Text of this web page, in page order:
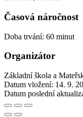
Časová náročnost
Doba trvání: 60 minut
Organizátor
Základní škola a
Datum vložení: 14. 9.
Datum poslední